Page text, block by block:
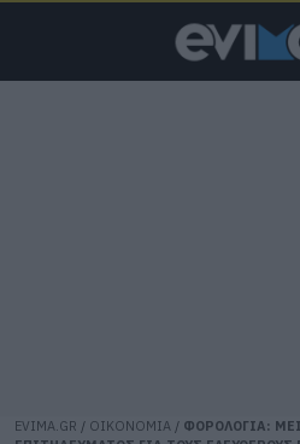
EVIMA.GR / ΟΙΚΟΝΟΜΙΑ / ΦΟΡΟΛΟΓΙΑ: